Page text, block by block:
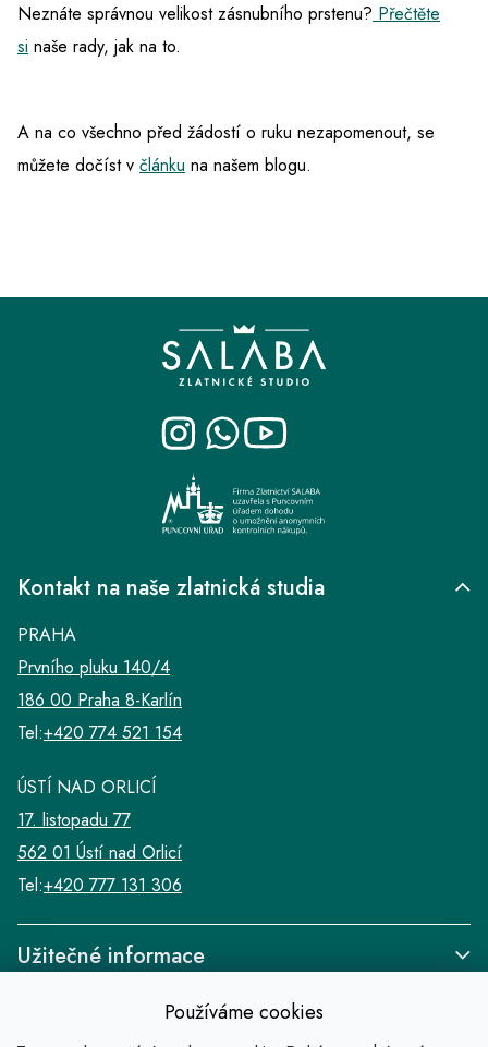
Používáme cookies
Neznáte správnou velikost zásnubního prstenu? Přečtěte
si naše rady, jak na to.
A na co všechno před žádostí o ruku nezapomenout, se
můžete dočíst v článku na našem blogu.
Užitečné informace
Kontakt na naše zlatnická studia
PRAHA
Prvního pluku 140/4
186 00 Praha 8-Karlín
Tel:+420 774 521 154
ÚSTÍ NAD ORLICÍ
17. listopadu 77
562 01 Ústí nad Orlicí
Tel:+420 777 131 306